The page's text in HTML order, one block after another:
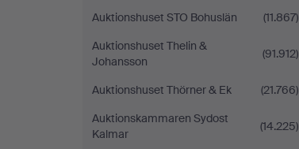
Auktionshuset STO Bohuslän
(11.867)
Auktionshuset Thelin &
Johansson
(91.912)
Auktionshuset Thörner & Ek
(21.766)
Auktionskammaren Sydost
Kalmar
(14.225)